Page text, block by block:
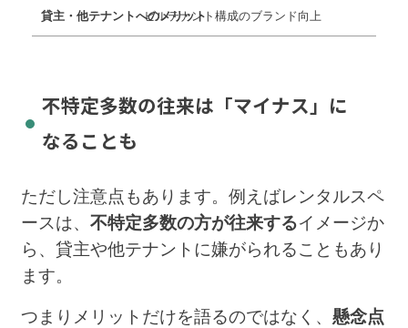
ビルテナント構成のブランド向上
不特定多数の往来は「マイナス」に
なることも
ただし注意点もあります。例えばレンタルスペ
ースは、 不特定多数の方が往来するイメージか
ら、貸主や他テナントに嫌がられることもあり
ます。
つまりメリットだけを語るのではなく、 懸念点